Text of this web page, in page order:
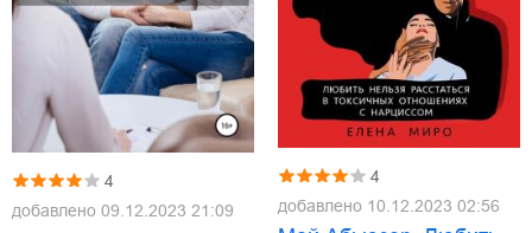
4
добавлено 09.12.2023 21:09
4
добавлено 10.12.2023 02:56